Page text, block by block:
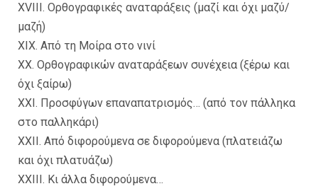
XVIII. Ορθογραφικές αναταράξεις (μαζί και όχι μαζύ/
μαζή)
XIX. Από τη Μοίρα στο νινί
XX. Ορθογραφικών αναταράξεων συνέχεια (ξέρω και
όχι ξαίρω)
XXI. Προσφύγων επαναπατρισμός… (από τον πάλληκα
στο παλληκάρι)
XXII. Από διφορούμενα σε διφορούμενα (πλατειάζω
και όχι πλατυάζω)
XXIII. Κι άλλα διφορούμενα…